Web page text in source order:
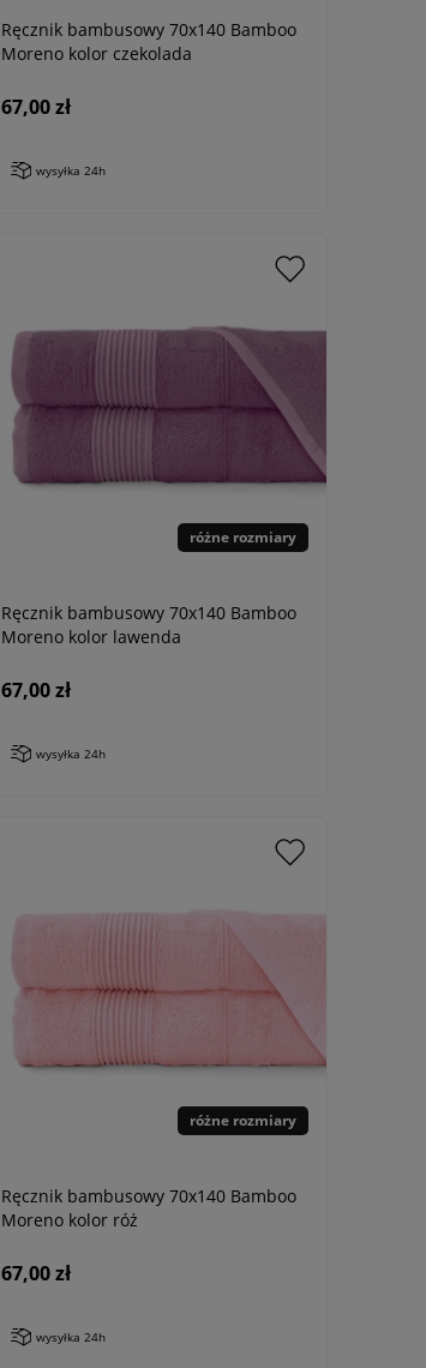
Ręcznik bambusowy 70x140 Bamboo
Moreno kolor czekolada
67,00 zł
wysyłka 24h
różne rozmiary
Ręcznik bambusowy 70x140 Bamboo
Moreno kolor lawenda
67,00 zł
wysyłka 24h
różne rozmiary
Ręcznik bambusowy 70x140 Bamboo
Moreno kolor róż
67,00 zł
wysyłka 24h